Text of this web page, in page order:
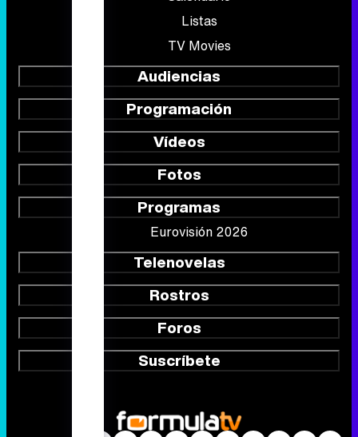
Listas
TV Movies
Audiencias
Programación
Vídeos
Fotos
Programas
Eurovisión 2026
Telenovelas
Rostros
Foros
Suscríbete